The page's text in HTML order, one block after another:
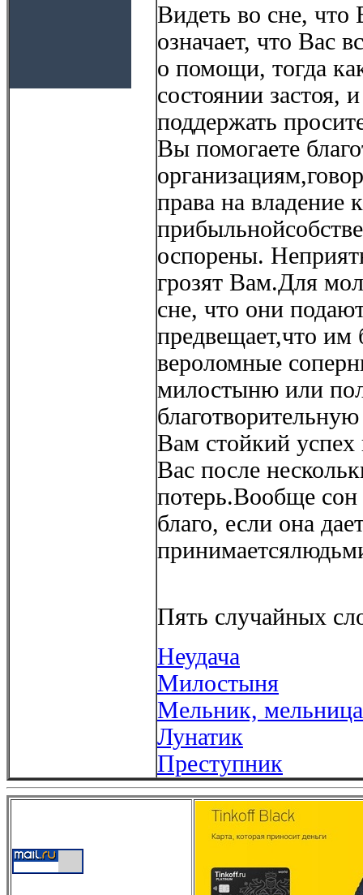
Видеть во сне,
означает, что Вас
о помощи, тогда
состоянии застоя,
поддержать
Вы помогаете
права на владение
оспорены.
грозят Вам.Для
сне, что они
предвещает,что им
вероломные
милостыню или
Вам стойкий успех
Вас после
потерь.Вообще
благо, если она
Пять случайных
Неудача
Милостыня
Мельник, мельница
Лунатик
Преступник